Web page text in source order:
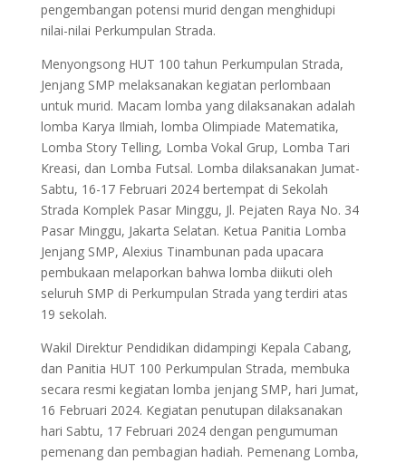
pengembangan potensi murid dengan menghidupi
nilai-nilai Perkumpulan Strada.
Menyongsong HUT 100 tahun Perkumpulan Strada,
Jenjang SMP melaksanakan kegiatan perlombaan
untuk murid. Macam lomba yang dilaksanakan adalah
lomba Karya Ilmiah, lomba Olimpiade Matematika,
Lomba Story Telling, Lomba Vokal Grup, Lomba Tari
Kreasi, dan Lomba Futsal. Lomba dilaksanakan Jumat-
Sabtu, 16-17 Februari 2024 bertempat di Sekolah
Strada Komplek Pasar Minggu, Jl. Pejaten Raya No. 34
Pasar Minggu, Jakarta Selatan. Ketua Panitia Lomba
Jenjang SMP, Alexius Tinambunan pada upacara
pembukaan melaporkan bahwa lomba diikuti oleh
seluruh SMP di Perkumpulan Strada yang terdiri atas
19 sekolah.
Wakil Direktur Pendidikan didampingi Kepala Cabang,
dan Panitia HUT 100 Perkumpulan Strada, membuka
secara resmi kegiatan lomba jenjang SMP, hari Jumat,
16 Februari 2024. Kegiatan penutupan dilaksanakan
hari Sabtu, 17 Februari 2024 dengan pengumuman
pemenang dan pembagian hadiah. Pemenang Lomba,